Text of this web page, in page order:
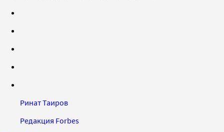
Ринат Таиров
Редакция Forbes